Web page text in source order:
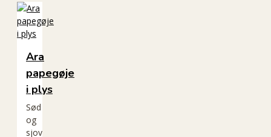
Ara
papegøje
i plys
Sød
og
sjov